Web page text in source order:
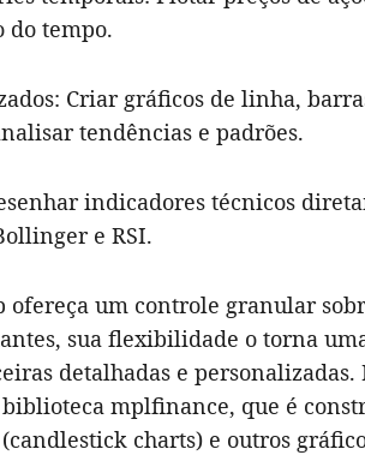
do tempo.
Criar gráficos de linha,
tendências e padrões.
indicadores técnicos
e RSI.
um controle granular
sua flexibilidade o torna
detalhadas e
biblioteca mplfinance, que é
charts) e outros